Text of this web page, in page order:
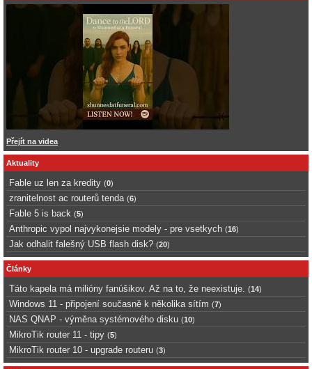
Přejít na videa
Aktuality
Fable uz len za kredity (0)
zranitelnost ac routerů tenda (6)
Fable 5 is back (5)
Anthropic vypol najvykonejsie modely - pre vsetkych (16)
Jak odhalit falešný USB flash disk? (20)
Články
Táto kapela má milióny fanúšikov. Až na to, že neexistuje. (14)
Windows 11 - připojení současně k několika sítím (7)
NAS QNAP - výměna systémového disku (10)
MikroTik router 11 - tipy (5)
MikroTik router 10 - upgrade routeru (3)